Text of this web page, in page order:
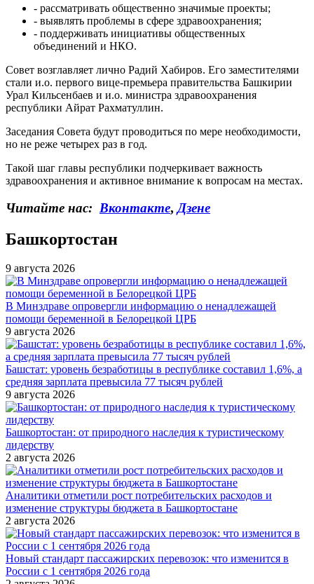
- рассматривать общественно значимые проекты;
- выявлять проблемы в сфере здравоохранения;
- поддерживать инициативы общественных
объединений и НКО.
Совет возглавляет лично Радий Хабиров. Его заместителями
стали и.о. первого вице-премьера правительства Башкирии
Урал Кильсенбаев и и.о. министра здравоохранения
республики Айрат Рахматуллин.
Заседания Совета будут проводиться по мере необходимости,
но не реже четырех раз в год.
Такой шаг главы республики подчеркивает важность
здравоохранения и активное внимание к вопросам на местах.
Читайте нас: Вконтакте, Дзене
Башкортостан
9 августа 2026
В Минздраве опровергли информацию о ненадлежащей
помощи беременной в Белорецкой ЦРБ
9 августа 2026
Башстат: уровень безработицы в республике составил 1,6%, а
средняя зарплата превысила 77 тысяч рублей
9 августа 2026
Башкортостан: от природного наследия к туристическому
лидерству
2 августа 2026
Аналитики отметили рост потребительских расходов и
изменение структуры бюджета в Башкортостане
2 августа 2026
Новый стандарт пассажирских перевозок: что изменится в
России с 1 сентября 2026 года